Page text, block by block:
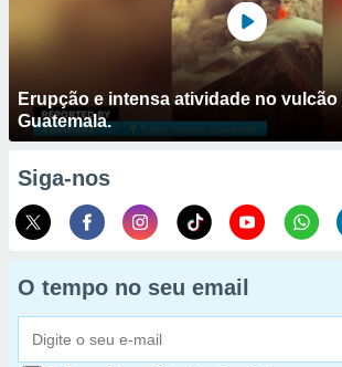
Erupção e intensa atividade no vulcão
Guatemala.
Siga-nos
O tempo no seu email